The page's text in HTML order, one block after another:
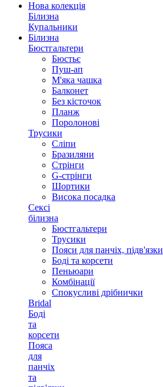
Нова колекція
Білизна
Купальники
Білизна
Бюстгальтери
Бюстьє
Пуш-ап
М'яка чашка
Балконет
Без кісточок
Планж
Поролонові
Трусики
Сліпи
Бразиляни
Стрінги
G-стрінги
Шортики
Висока посадка
Сексі
білизна
Бюстгальтери
Трусики
Пояси для панчіх, підв'язки
Боді та корсети
Пеньюари
Комбінації
Спокусливі дрібнички
Bridal
Боді
та
корсети
Пояса
для
панчіх
та